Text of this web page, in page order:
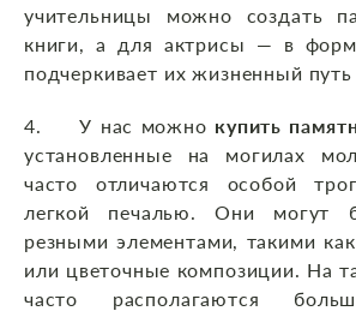
учительницы можно создать
книги, а для актрисы — в
подчеркивает их жизненный путь
4. У нас можно купить
установленные на могилах
часто отличаются особой
легкой печалью. Они могут
резными элементами, такими
или цветочные композиции. На
часто располагаются